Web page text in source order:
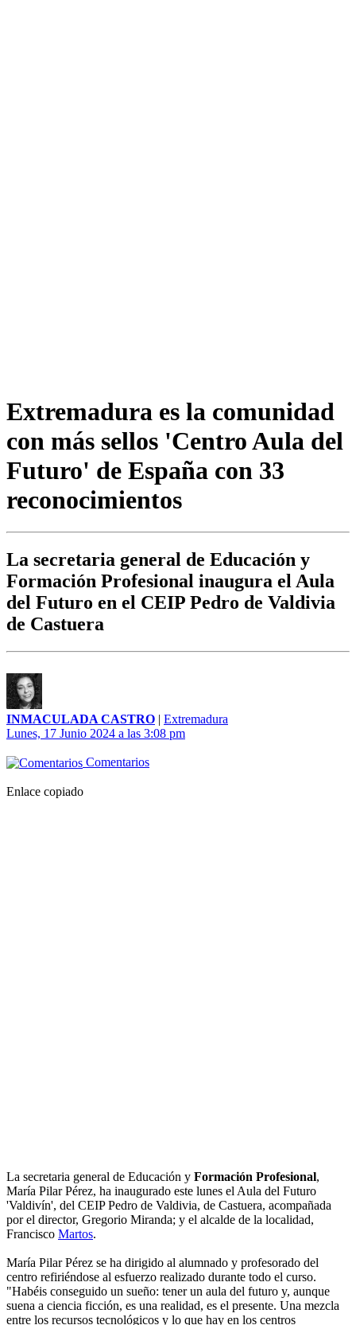
Extremadura es la comunidad
con más sellos 'Centro Aula del
Futuro' de España con 33
reconocimientos
La secretaria general de Educación y
Formación Profesional inaugura el Aula
del Futuro en el CEIP Pedro de Valdivia
de Castuera
INMACULADA CASTRO | Extremadura
Lunes, 17 Junio 2024 a las 3:08 pm
Comentarios
Enlace copiado
La secretaria general de Educación y Formación Profesional,
María Pilar Pérez, ha inaugurado este lunes el Aula del Futuro
'Valdivín', del CEIP Pedro de Valdivia, de Castuera, acompañada
por el director, Gregorio Miranda; y el alcalde de la localidad,
Francisco Martos.
María Pilar Pérez se ha dirigido al alumnado y profesorado del
centro refiriéndose al esfuerzo realizado durante todo el curso.
"Habéis conseguido un sueño: tener un aula del futuro y, aunque
suena a ciencia ficción, es una realidad, es el presente. Una mezcla
entre los recursos tecnológicos y lo que hay en los centros